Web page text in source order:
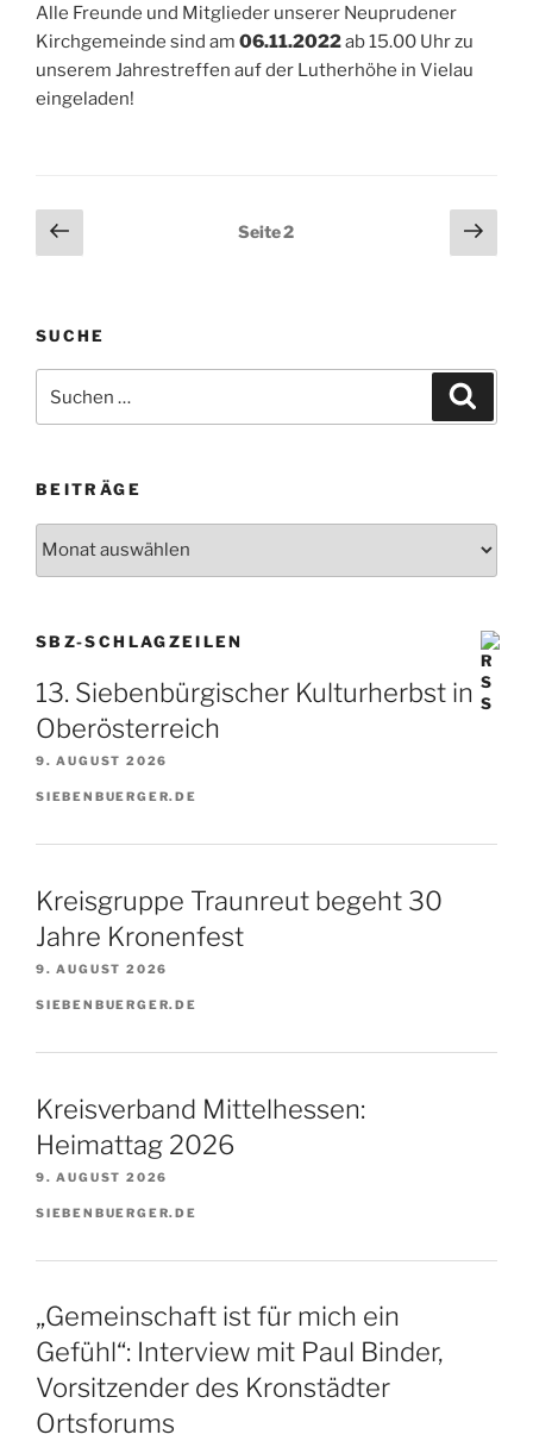
Alle Freunde und Mitglieder unserer Neuprudener
Kirchgemeinde sind am 06.11.2022ab 15.00 Uhr zu
unserem Jahrestreffen auf der Lutherhöhe in Vielau
eingeladen!
Seitennummerierung
der
Vorherige
Seite
Seite2
SUCHE
nach:
BEITRÄGE
SBZ-SCHLAGZEILEN
13. Siebenbürgischer ­Kulturherbst in
Oberösterreich
9. AUGUST 2026
SIEBENBUERGER.DE
Kreisgruppe Traunreut begeht 30
Jahre Kronenfest
9. AUGUST 2026
SIEBENBUERGER.DE
Kreisverband Mittelhessen:
Heimattag 2026
9. AUGUST 2026
SIEBENBUERGER.DE
„Gemeinschaft ist für mich ein
Gefühl“: Interview mit Paul Binder,
Vorsitzender des Kronstädter
Ortsforums